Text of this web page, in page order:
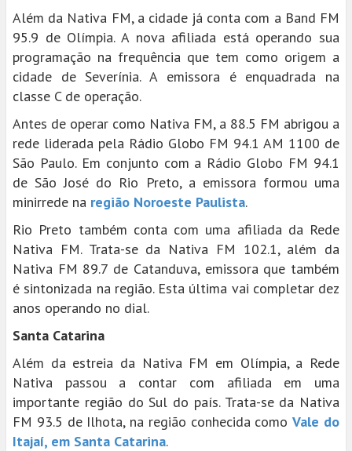
Além da Nativa FM, a cidade já conta com a Band FM
95.9 de Olímpia. A nova afiliada está operando sua
programação na frequência que tem como origem a
cidade de Severínia. A emissora é enquadrada na
classe C de operação.
Antes de operar como Nativa FM, a 88.5 FM abrigou a
rede liderada pela Rádio Globo FM 94.1 AM 1100 de
São Paulo. Em conjunto com a Rádio Globo FM 94.1
de São José do Rio Preto, a emissora formou uma
minirrede na região Noroeste Paulista.
Rio Preto também conta com uma afiliada da Rede
Nativa FM. Trata-se da Nativa FM 102.1, além da
Nativa FM 89.7 de Catanduva, emissora que também
é sintonizada na região. Esta última vai completar dez
anos operando no dial.
Santa Catarina
Além da estreia da Nativa FM em Olímpia, a Rede
Nativa passou a contar com afiliada em uma
importante região do Sul do país. Trata-se da Nativa
FM 93.5 de Ilhota, na região conhecida comoVale do
Itajaí, em Santa Catarina.